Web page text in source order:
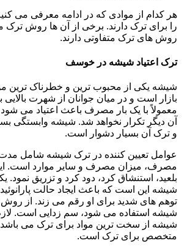
هر کدام از موادی که در ادامه معرفی می
را برای ترک دارند. برخی از آن ها روش ترک
روش های ترک متفاوتی دارند.
ترک اعتیاد شیشه در خوسف
شیشه یکی از محبوب ترین و خطرناک ترین
بازار است و در میان جوانان از شهرت
معمولاً با یک بار مصرف باعث اعتیاد می
آن دیگر تکرار نخواهد شد. شیشه وابستگی
و ترک آن بسیار دشوار است.
عوامل تعیین کننده در ترک شیشه شامل
مصرف، میزان مصرف و سایر موارد است.
بلعید، استنشاق کرد، دود کرد و تزریق نمود.
شیشه این است که باعث ایجاد حالت
توهم های شدید برای او رقم می زند. از
شیشه استفاده می شود، سم زدایی است.
شیشه از سخت ترین مواد برای ترک می باشد و
متخصص برای ترک است.